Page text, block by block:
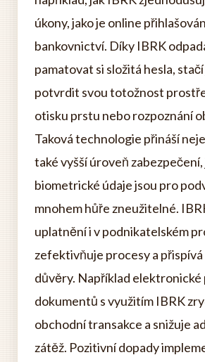
úkony, jako je online
bankovnictví. Díky IBRK
pamatovat si složitá hesla,
potvrdit svou totožnost
otisku prstu nebo rozpoznání
Taková technologie přináší
také vyšší úroveň
biometrické údaje jsou pro
mnohem hůře zneužitelné.
uplatnění i v podnikatelském
zefektivňuje procesy a
důvěry. Například elektronické
dokumentů s využitím IBRK
obchodní transakce a snižuje
zátěž. Pozitivní dopady